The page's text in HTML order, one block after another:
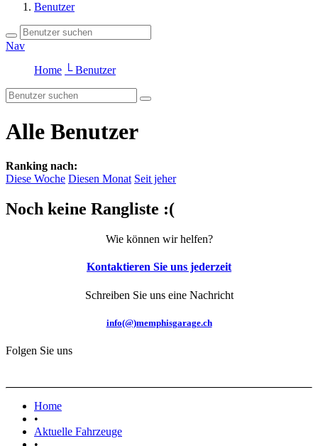
Benutzer
Nav
Home └ Benutzer
Alle Benutzer
Ranking nach:
Diese Woche Diesen Monat Seit jeher
Noch keine Rangliste :(
Wie können wir helfen?
Kontaktieren Sie uns jederzeit
Schreiben Sie uns eine Nachricht
info(@)memphisgarage.ch
Folgen Sie uns
Home
•
Aktuelle Fahrzeuge